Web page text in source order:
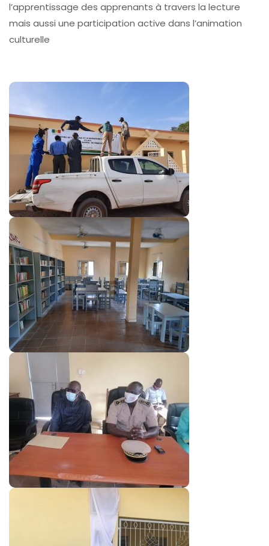
l’apprentissage des apprenants à travers la lecture
mais aussi une participation active dans l’animation
culturelle